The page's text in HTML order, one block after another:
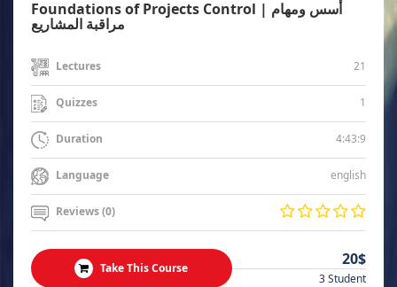
Foundations of Projects Control | أسس ومهام
مراقبة المشاريع
Lectures 21
Quizzes 1
Duration 4:43:9
Language english
Reviews (0)
Take This Course 20$
3 Student